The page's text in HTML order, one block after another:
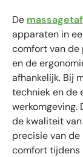
De
apparaten in
comfort van
en de
afhankelijk. Bij
techniek en de
werkomgeving.
de kwaliteit
precisie van
comfort tijdens